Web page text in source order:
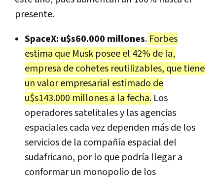
presente.
SpaceX: u$s60.000 millones. Forbes
estima que Musk posee el 42% de la,
empresa de cohetes reutilizables, que tiene
un valor empresarial estimado de
u$s143.000 millones a la fecha. Los
operadores satelitales y las agencias
espaciales cada vez dependen más de los
servicios de la compañía espacial del
sudafricano, por lo que podría llegar a
conformar un monopolio de los